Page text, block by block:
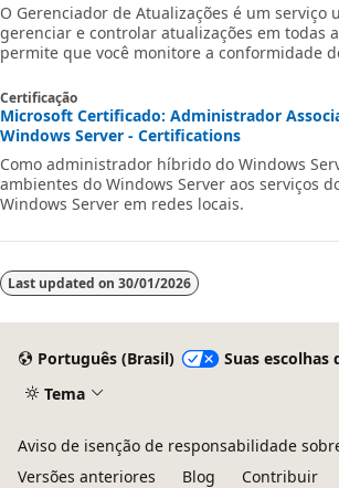
O Gerenciador de Atualizações é um serviço
gerenciar e controlar atualizações em todas
permite que você monitore a conformidade
Certificação
Microsoft Certificado: Administrador
Windows Server - Certifications
Como administrador híbrido do Windows
ambientes do Windows Server aos serviços
Windows Server em redes locais.
Last updated on 30/01/2026
Português (Brasil)
Suas escolhas
Tema
Aviso de isenção de responsabilidade
Versões anteriores
Blog Contribuir